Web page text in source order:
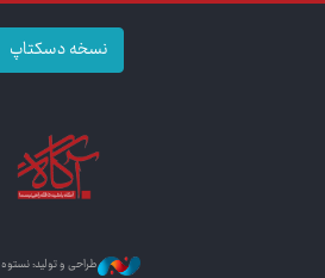
نسخه دسکتاپ
طراحی و تولید: نستوه